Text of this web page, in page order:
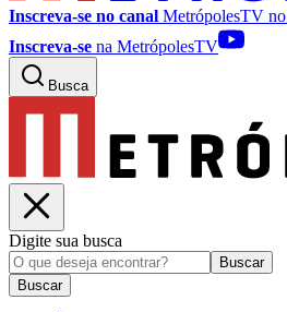
Inscreva-se no canal MetrópolesTV no
Inscreva-se na MetrópolesTV
Busca
Digite sua busca
Buscar
Buscar